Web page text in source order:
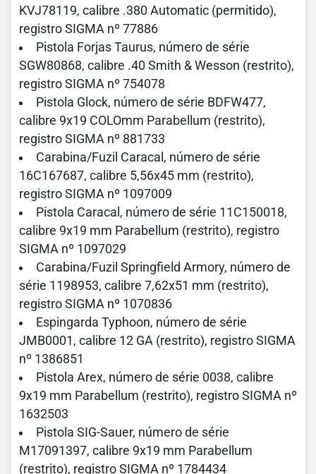
KVJ78119, calibre .380 Automatic (permitido),
registro SIGMA nº 77886
Pistola Forjas Taurus, número de série
SGW80868, calibre .40 Smith & Wesson (restrito),
registro SIGMA nº 754078
Pistola Glock, número de série BDFW477,
calibre 9x19 COLOmm Parabellum (restrito),
registro SIGMA nº 881733
Carabina/Fuzil Caracal, número de série
16C167687, calibre 5,56x45 mm (restrito),
registro SIGMA nº 1097009
Pistola Caracal, número de série 11C150018,
calibre 9x19 mm Parabellum (restrito), registro
SIGMA nº 1097029
Carabina/Fuzil Springfield Armory, número de
série 1198953, calibre 7,62x51 mm (restrito),
registro SIGMA nº 1070836
Espingarda Typhoon, número de série
JMB0001, calibre 12 GA (restrito), registro SIGMA
nº 1386851
Pistola Arex, número de série 0038, calibre
9x19 mm Parabellum (restrito), registro SIGMA nº
1632503
Pistola SIG-Sauer, número de série
M17091397, calibre 9x19 mm Parabellum
(restrito), registro SIGMA nº 1784434